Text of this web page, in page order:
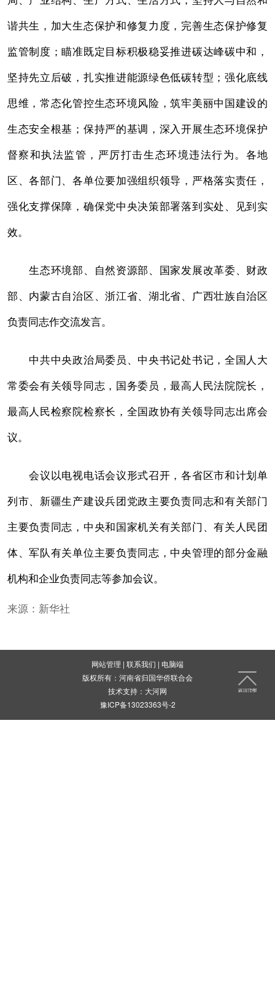
谐共生，加大生态保护和修复力度，完善生态保护修复
监管制度；瞄准既定目标积极稳妥推进碳达峰碳中和，
坚持先立后破，扎实推进能源绿色低碳转型；强化底线
思维，常态化管控生态环境风险，筑牢美丽中国建设的
生态安全根基；保持严的基调，深入开展生态环境保护
督察和执法监管，严厉打击生态环境违法行为。各地
区、各部门、各单位要加强组织领导，严格落实责任，
强化支撑保障，确保党中央决策部署落到实处、见到实
效。
生态环境部、自然资源部、国家发展改革委、财政
部、内蒙古自治区、浙江省、湖北省、广西壮族自治区
负责同志作交流发言。
中共中央政治局委员、中央书记处书记，全国人大
常委会有关领导同志，国务委员，最高人民法院院长，
最高人民检察院检察长，全国政协有关领导同志出席会
议。
会议以电视电话会议形式召开，各省区市和计划单
列市、新疆生产建设兵团党政主要负责同志和有关部门
主要负责同志，中央和国家机关有关部门、有关人民团
体、军队有关单位主要负责同志，中央管理的部分金融
机构和企业负责同志等参加会议。
来源：新华社
网站管理 | 联系我们 | 电脑端
版权所有：河南省归国华侨联合会
技术支持： 大河网
豫ICP备13023363号-2